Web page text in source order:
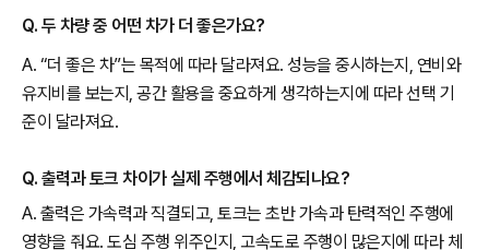
Q. 두 차량 중 어떤 차가 더 좋은가요?
A. “더 좋은 차”는 목적에 따라 달라져요. 성능을 중시하는지, 연비와
유지비를 보는지, 공간 활용을 중요하게 생각하는지에 따라 선택 기
준이 달라져요.
Q. 출력과 토크 차이가 실제 주행에서 체감되나요?
A. 출력은 가속력과 직결되고, 토크는 초반 가속과 탄력적인 주행에
영향을 줘요. 도심 주행 위주인지, 고속도로 주행이 많은지에 따라 체